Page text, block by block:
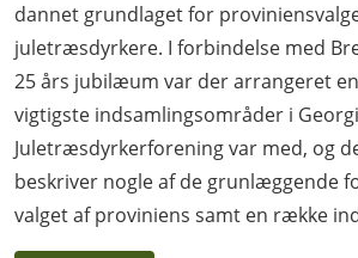
dannet grundlaget for
juletræsdyrkere. I forbindelse med
25 års jubilæum var der arrangeret
vigtigste indsamlingsområder i
Juletræsdyrkerforening var med, og
beskriver nogle af de grunlæggende
valget af proviniens samt en række